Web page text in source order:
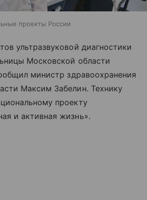
проекты России
ультразвуковой диагностики
Московской области
министр здравоохранения
Максим Забелин. Технику
проекту
и активная жизнь».